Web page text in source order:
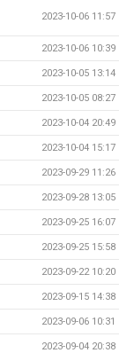
2023-10-06 11:57
2023-10-06 10:39
2023-10-05 13:14
2023-10-05 08:27
2023-10-04 20:49
2023-10-04 15:17
2023-09-29 11:26
2023-09-28 13:05
2023-09-25 16:07
2023-09-25 15:58
2023-09-22 10:20
2023-09-15 14:38
2023-09-06 10:31
2023-09-04 20:38